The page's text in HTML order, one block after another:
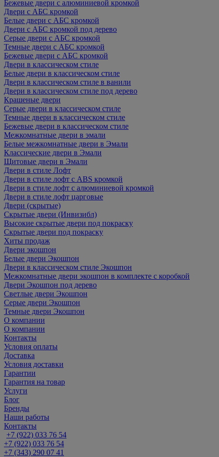
Бежевые двери с алюминиевой кромкой
Двери с АБС кромкой
Белые двери с АБС кромкой
Двери с АБС кромкой под дерево
Серые двери с АБС кромкой
Темные двери с АБС кромкой
Бежевые двери с АБС кромкой
Двери в классическом стиле
Белые двери в классическом стиле
Двери в классическом стиле в ванили
Двери в классическом стиле под дерево
Крашеные двери
Серые двери в классическом стиле
Темные двери в классическом стиле
Бежевые двери в классическом стиле
Межкомнатные двери в эмали
Белые межкомнатные двери в Эмали
Классические двери в Эмали
Щитовые двери в Эмали
Двери в стиле Лофт
Двери в стиле лофт с ABS кромкой
Двери в стиле лофт с алюминиевой кромкой
Двери в стиле лофт царговые
Двери (скрытые)
Скрытые двери (Инвизибл)
Высокие скрытые двери под покраску
Скрытые двери под покраску
Хиты продаж
Двери экошпон
Белые двери Экошпон
Двери в классическом стиле Экошпон
Межкомнатные двери экошпон в комплекте с коробкой
Двери Экошпон под дерево
Светлые двери Экошпон
Серые двери Экошпон
Темные двери Экошпон
О компании
О компании
Контакты
Условия оплаты
Доставка
Условия доставки
Гарантии
Гарантия на товар
Услуги
Блог
Бренды
Наши работы
Контакты
+7 (922) 033 76 54
+7 (922) 033 76 54
+7 (343) 290 07 41